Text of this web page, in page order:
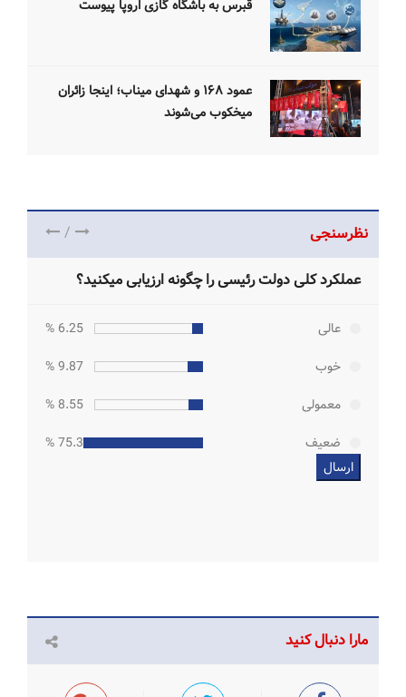
قبرس به باشگاه گازی اروپا پیوست
عمود ۱۶۸ و شهدای میناب؛ اینجا زائران
میخکوب می‌شوند
نظرسنجی /
عملکرد کلی دولت رئیسی را چگونه ارزیابی میکنید؟
عالی
6.25 %
خوب
9.87 %
معمولی
8.55 %
ضعیف
75.33 %
مارا دنبال کنید